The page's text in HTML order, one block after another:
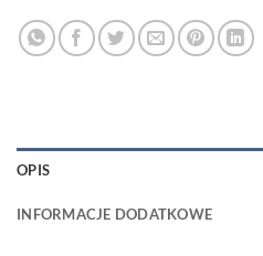
OPIS
INFORMACJE DODATKOWE